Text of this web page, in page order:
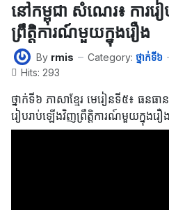
នៅកម្ពុជា សំណេរ៖ ការរ
ព្រឹត្តិការណ៍មួយក្នុងរឿង
By rmis Category: ថ្នាក់ទី៦
Hits: 293
ថ្នាក់ទី៦ ភាសាខ្មែរ មេរៀនទី៥៖ ធន
រៀបរាប់ឡើងវិញព្រឹត្តិការណ៍មួយក្នុងរឿង